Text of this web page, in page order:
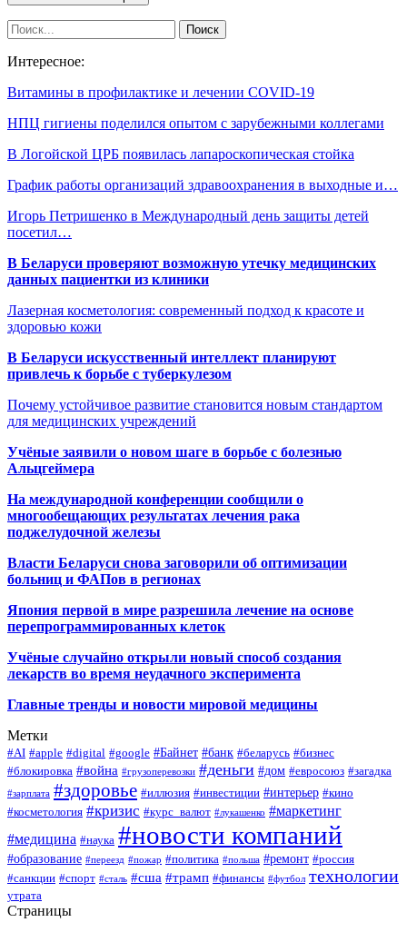
Интересное:
Витамины в профилактике и лечении COVID-19
НПЦ гигиены поделился опытом с зарубежными коллегами
В Логойской ЦРБ появилась лапароскопическая стойка
График работы организаций здравоохранения в выходные и…
Игорь Петришенко в Международный день защиты детей
посетил…
В Беларуси проверяют возможную утечку медицинских
данных пациентки из клиники
Лазерная косметология: современный подход к красоте и
здоровью кожи
В Беларуси искусственный интеллект планируют
привлечь к борьбе с туберкулезом
Почему устойчивое развитие становится новым стандартом
для медицинских учреждений
Учёные заявили о новом шаге в борьбе с болезнью
Альцгеймера
На международной конференции сообщили о
многообещающих результатах лечения рака
поджелудочной железы
Власти Беларуси снова заговорили об оптимизации
больниц и ФАПов в регионах
Япония первой в мире разрешила лечение на основе
перепрограммированных клеток
Учёные случайно открыли новый способ создания
лекарств во время неудачного эксперимента
Главные тренды и новости мировой медицины
Метки
#AI #apple #digital #google #Байнет #банк #беларусь #бизнес
#блокировка #война #грузоперевозки #деньги #дом #евросоюз #загадка
#зарплата #здоровье #иллюзия #инвестиции #интерьер #кино
#косметология #кризис #курс_валют #лукашенко #маркетинг
#медицина #наука #новости компаний
#образование #переезд #пожар #политика #польша #ремонт #россия
#санкции #спорт #сталь #сша #трамп #финансы #футбол технологии
утрата
Страницы